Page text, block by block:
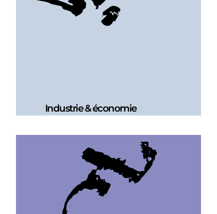
Industrie & économie